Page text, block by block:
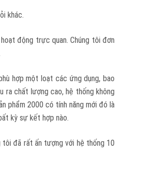
khác.
động trực quan. Chúng tôi đơn
hợp một loạt các ứng dụng, bao
chất lượng cao, hệ thống không
phẩm 2000 có tính năng mới đó là
kỳ sự kết hợp nào.
tôi đã rất ấn tượng với hệ thống 10